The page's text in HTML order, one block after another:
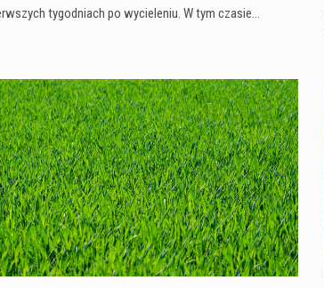
tygodniach po wycieleniu. W tym czasie…